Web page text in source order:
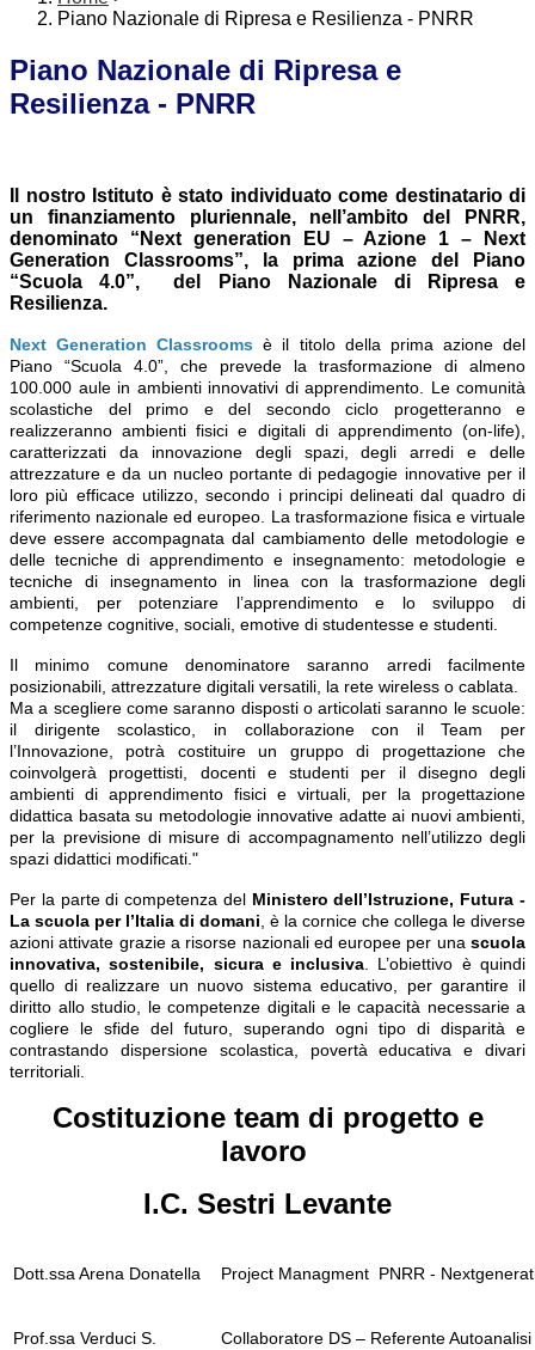
Piano Nazionale di Ripresa e Resilienza - PNRR
Piano Nazionale di Ripresa e
Resilienza - PNRR
Il nostro Istituto è stato individuato come destinatario di
un finanziamento pluriennale, nell’ambito del PNRR,
denominato “Next generation EU – Azione 1 – Next
Generation Classrooms”, la prima azione del Piano
“Scuola 4.0”, del Piano Nazionale di Ripresa e
Resilienza.
Next Generation Classrooms è il titolo della prima azione del
Piano “Scuola 4.0”, che prevede la trasformazione di almeno
100.000 aule in ambienti innovativi di apprendimento. Le comunità
scolastiche del primo e del secondo ciclo progetteranno e
realizzeranno ambienti fisici e digitali di apprendimento (on-life),
caratterizzati da innovazione degli spazi, degli arredi e delle
attrezzature e da un nucleo portante di pedagogie innovative per il
loro più efficace utilizzo, secondo i principi delineati dal quadro di
riferimento nazionale ed europeo. La trasformazione fisica e virtuale
deve essere accompagnata dal cambiamento delle metodologie e
delle tecniche di apprendimento e insegnamento: metodologie e
tecniche di insegnamento in linea con la trasformazione degli
ambienti, per potenziare l’apprendimento e lo sviluppo di
competenze cognitive, sociali, emotive di studentesse e studenti.
Il minimo comune denominatore saranno arredi facilmente
posizionabili, attrezzature digitali versatili, la rete wireless o cablata.
Ma a scegliere come saranno disposti o articolati saranno le scuole:
il dirigente scolastico, in collaborazione con il Team per
l’Innovazione, potrà costituire un gruppo di progettazione che
coinvolgerà progettisti, docenti e studenti per il disegno degli
ambienti di apprendimento fisici e virtuali, per la progettazione
didattica basata su metodologie innovative adatte ai nuovi ambienti,
per la previsione di misure di accompagnamento nell’utilizzo degli
spazi didattici modificati."
Per la parte di competenza del Ministero dell’Istruzione, Futura -
La scuola per l’Italia di domani , è la cornice che collega le diverse
azioni attivate grazie a risorse nazionali ed europee per una scuola
innovativa, sostenibile, sicura e inclusiva . L’obiettivo è quindi
quello di realizzare un nuovo sistema educativo, per garantire il
diritto allo studio, le competenze digitali e le capacità necessarie a
cogliere le sfide del futuro, superando ogni tipo di disparità e
contrastando dispersione scolastica, povertà educativa e divari
territoriali.
Costituzione team di progetto e
lavoro
I.C. Sestri Levante
Dott.ssa Arena Donatella Project Managment PNRR -
Prof.ssa Verduci S. Collaboratore DS – Referente